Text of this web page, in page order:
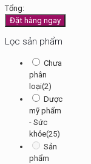
Tổng:
Đặt hàng ngay
Lọc sản phẩm
Chưa
phân
loại(2)
Dược
mỹ phẩm
- Sức
khỏe(25)
Sản
phẩm